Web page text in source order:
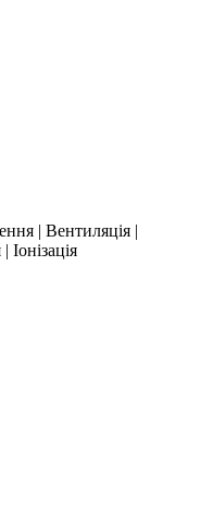
| Вентиляція |